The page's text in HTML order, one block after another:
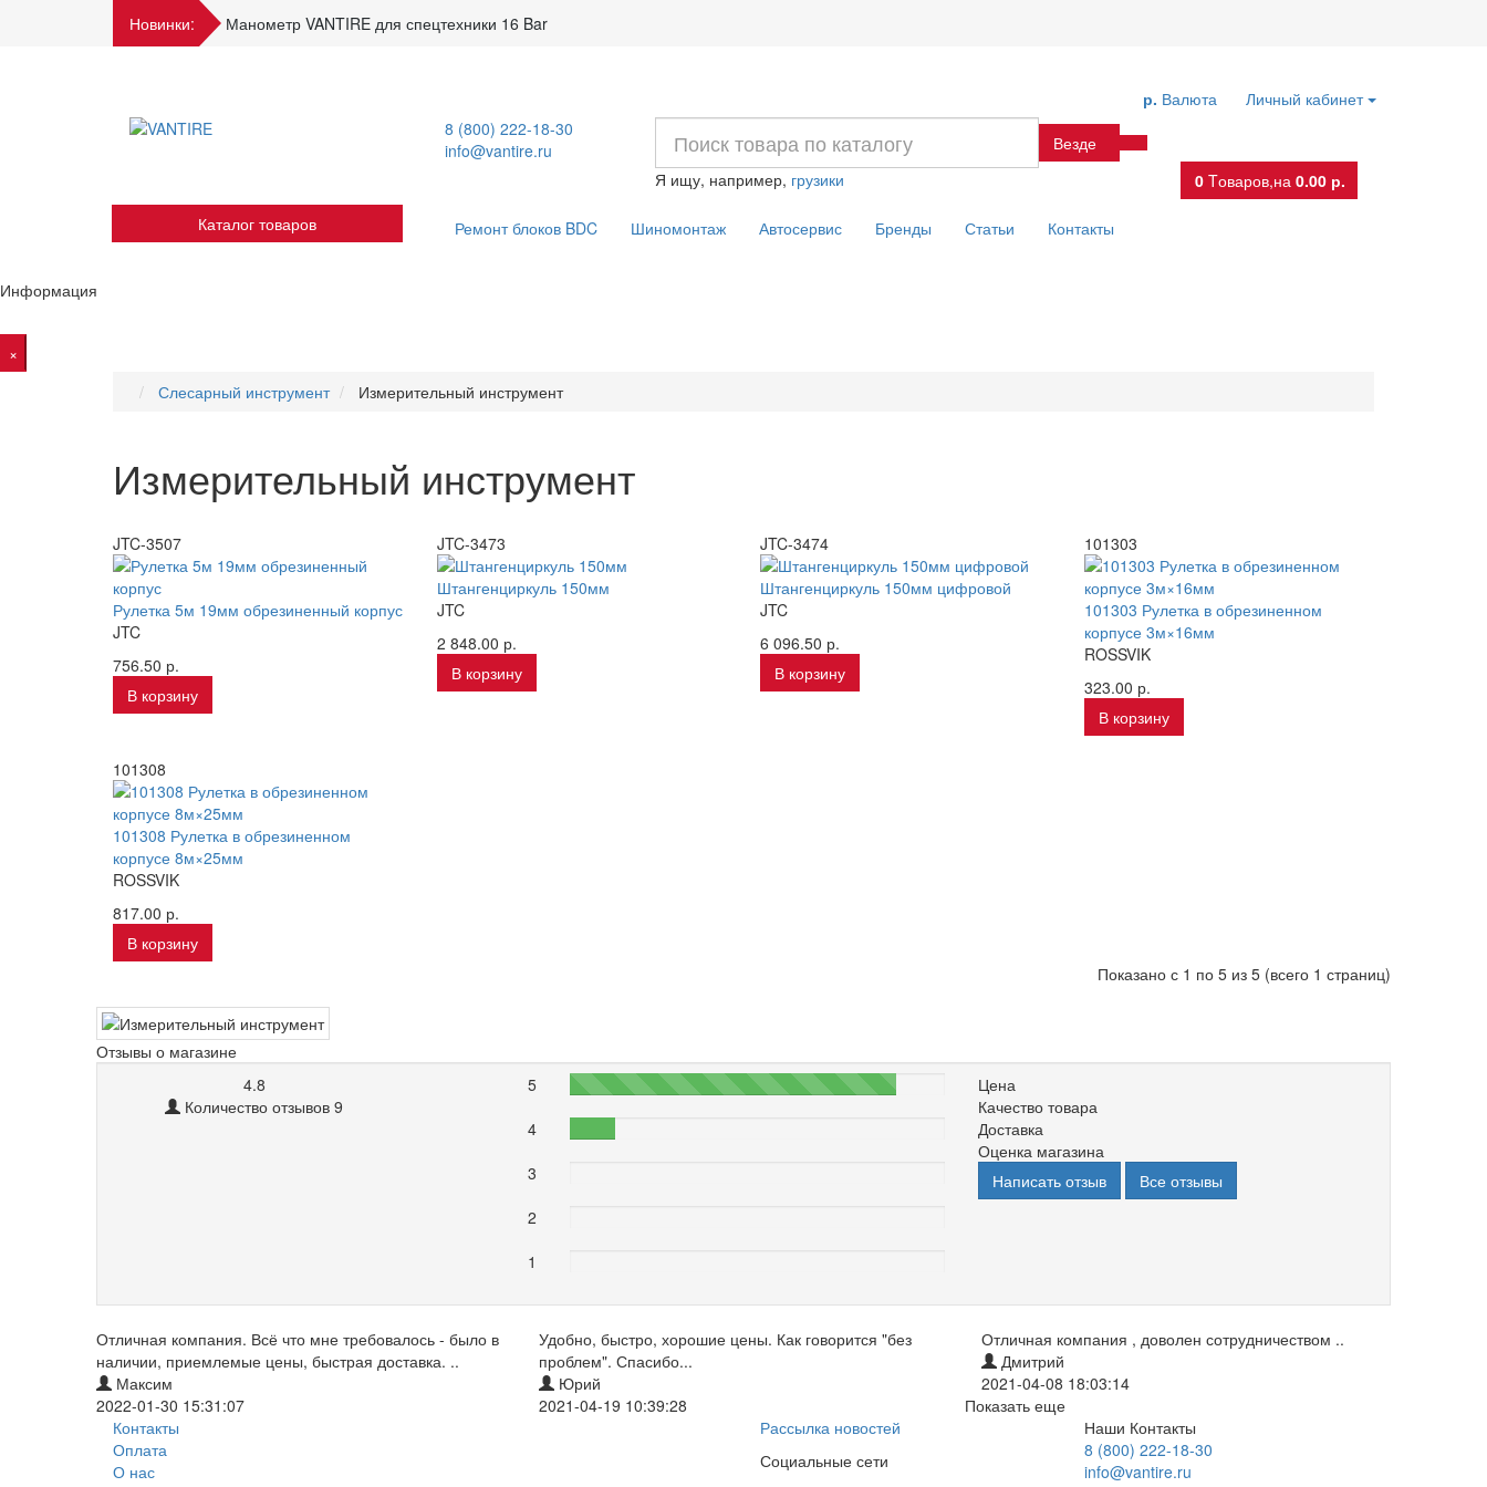
Новинки: Манометр VANTIRE для спецтехники 16 Bar
Личный кабинет
р. Валюта
8 (800) 222-18-30
info@vantire.ru
Везде
Я ищу, например, грузики 0 Tоваров,на 0.00 р.
Каталог товаров
Ремонт блоков BDC Шиномонтаж Автосервис Бренды Статьи Контакты
Информация
×
Слесарный инструмент
Измерительный инструмент
Измерительный инструмент
JTC-3507
Рулетка 5м 19мм обрезиненный корпус
JTC
756.50 р.
В корзину
JTC-3473
Штангенциркуль 150мм
JTC
2 848.00 р.
В корзину
JTC-3474
Штангенциркуль 150мм цифровой
JTC
6 096.50 р.
В корзину
101303
101303 Рулетка в обрезиненном
корпусе 3м×16мм
ROSSVIK
323.00 р.
В корзину
101308
101308 Рулетка в обрезиненном
корпусе 8м×25мм
ROSSVIK
817.00 р.
В корзину
Показано с 1 по 5 из 5 (всего 1 страниц)
Отзывы о магазине
4.8
Количество отзывов 9
5 87%
4
3
2
1
Цена
Качество товара
Доставка
Оценка магазина
Написать отзыв
Все отзывы
Отличная компания. Всё что мне требовалось - было в
наличии, приемлемые цены, быстрая доставка. ..
Максим
2022-01-30 15:31:07
Удобно, быстро, хорошие цены. Как говорится "без
проблем". Спасибо...
Юрий
2021-04-19 10:39:28
Отличная компания , доволен сотрудничеством ..
Дмитрий
2021-04-08 18:03:14
Показать еще
Контакты
Оплата
О нас
Рассылка новостей
Социальные сети
Наши Контакты
8 (800) 222-18-30
info@vantire.ru